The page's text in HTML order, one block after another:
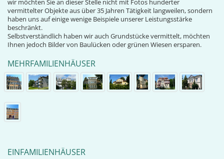
wir möchten Sie an dieser Stelle nicht mit Fotos hunderter
vermittelter Objekte aus über 35 Jahren Tätigkeit langweilen, sondern
haben uns auf einige wenige Beispiele unserer Leistungsstärke
beschränkt.
Selbstverständlich haben wir auch Grundstücke vermittelt, möchten
Ihnen jedoch Bilder von Baulücken oder grünen Wiesen ersparen.
MEHRFAMILIENHÄUSER
EINFAMILIENHÄUSER